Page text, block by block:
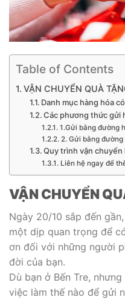
Table of Contents
VẬN CHUYỂN QUÀ
Danh mục hàng hóa
Các phương thức gửi
1.Gửi bằng đường
2. Gửi bằng đường
Quy trình vận chuyển
Liên hệ ngay để
VẬN CHUYỂN
Ngày 20/10 sắp đến
một dịp quan trọng để
ơn đối với những người
đời của bạn.
Dù bạn ở Bến Tre,
việc làm thế nào để gửi